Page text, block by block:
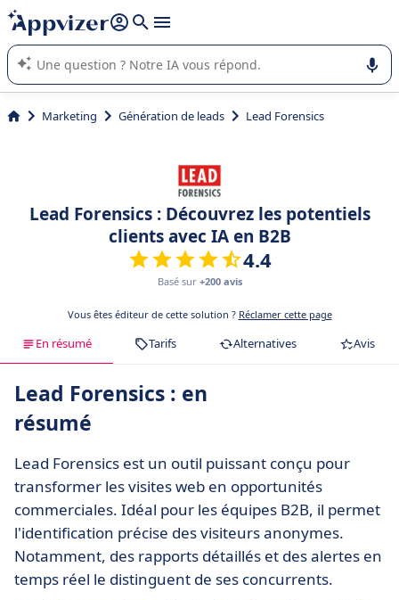
répondre (plusieurs lignes avec
L'IA de Appvizer vous guide dans l'utilisation ou la sélection de
logiciel SaaS en entreprise.
Marketing Génération de leads Lead Forensics
Lead Forensics : Découvrez les potentiels
clients avec IA en B2B
4.4
Basé sur +200 avis
Vous êtes éditeur de cette solution ? Réclamer cette page
En résumé Tarifs Alternatives Avis
Lead Forensics : en
résumé
Lead Forensics est un outil puissant conçu pour
transformer les visites web en opportunités
commerciales. Idéal pour les équipes B2B, il permet
l'identification précise des visiteurs anonymes.
Notamment, des rapports détaillés et des alertes en
temps réel le distinguent de ses concurrents.